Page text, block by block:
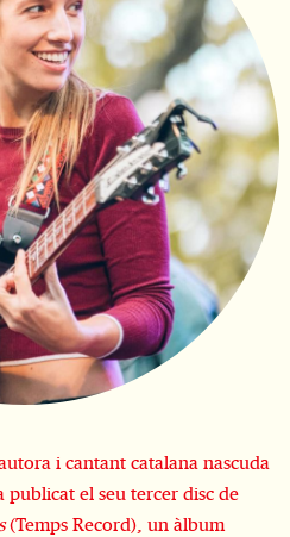
i cantant catalana nascuda
publicat el seu tercer disc de
(Temps Record), un àlbum